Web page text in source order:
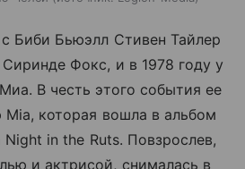
Биби Бьюэлл Стивен Тайлер
Фокс, и в 1978 году у
В честь этого события ее
Mia, которая вошла в альбом
in the Ruts. Повзрослев,
и актрисой, снималась в